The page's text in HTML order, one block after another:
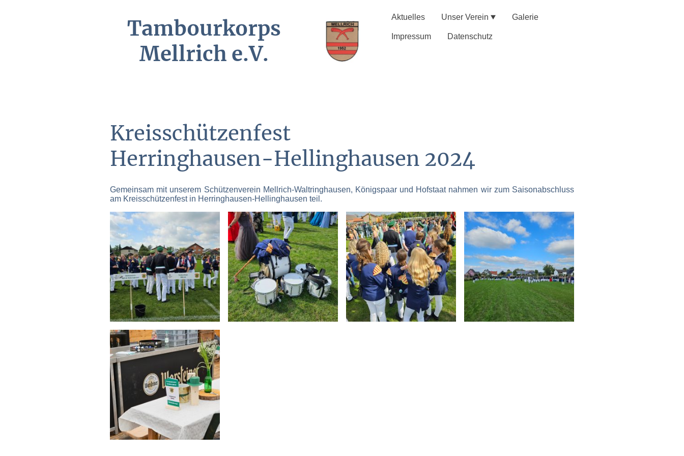
Tambourkorps
Mellrich e.V.
Aktuelles Unser Verein Galerie
Impressum Datenschutz
Kreisschützenfest
Herringhausen-Hellinghausen 2024
Gemeinsam mit unserem Schützenverein Mellrich-Waltringhausen, Königspaar und Hofstaat nahmen wir zum Saisonabschluss
am Kreisschützenfest in Herringhausen-Hellinghausen teil.